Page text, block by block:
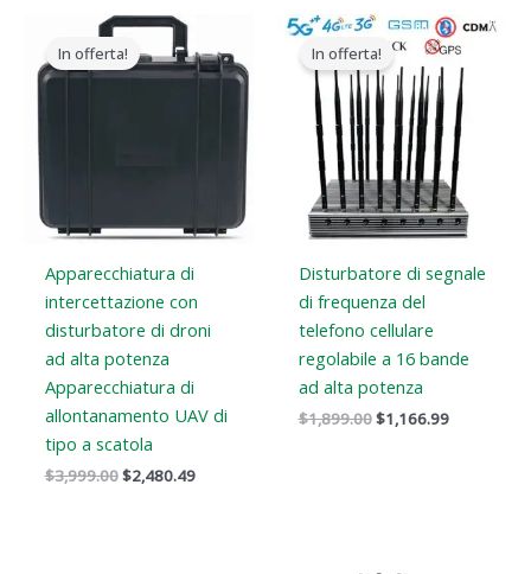
In offerta!
Apparecchiatura di
intercettazione con
disturbatore di droni
ad alta potenza
Apparecchiatura di
allontanamento UAV di
tipo a scatola
$3,999.00
Il
originale
era:
$2,480.49
attuale
è:
$2,480.49.
In offerta!
Disturbatore di segnale
di frequenza del
telefono cellulare
regolabile a 16 bande
ad alta potenza
$1,899.00
Il
prezzo
originale
era:
$1,899.00.
$1,166.99
Il
prezzo
attuale
è:
$1,166.99.